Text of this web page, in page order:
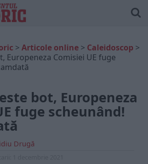
> Articole online > Caleidoscop >
Europeneza Comisiei UE fuge
bot, Europeneza
fuge scheunând!
Drugă